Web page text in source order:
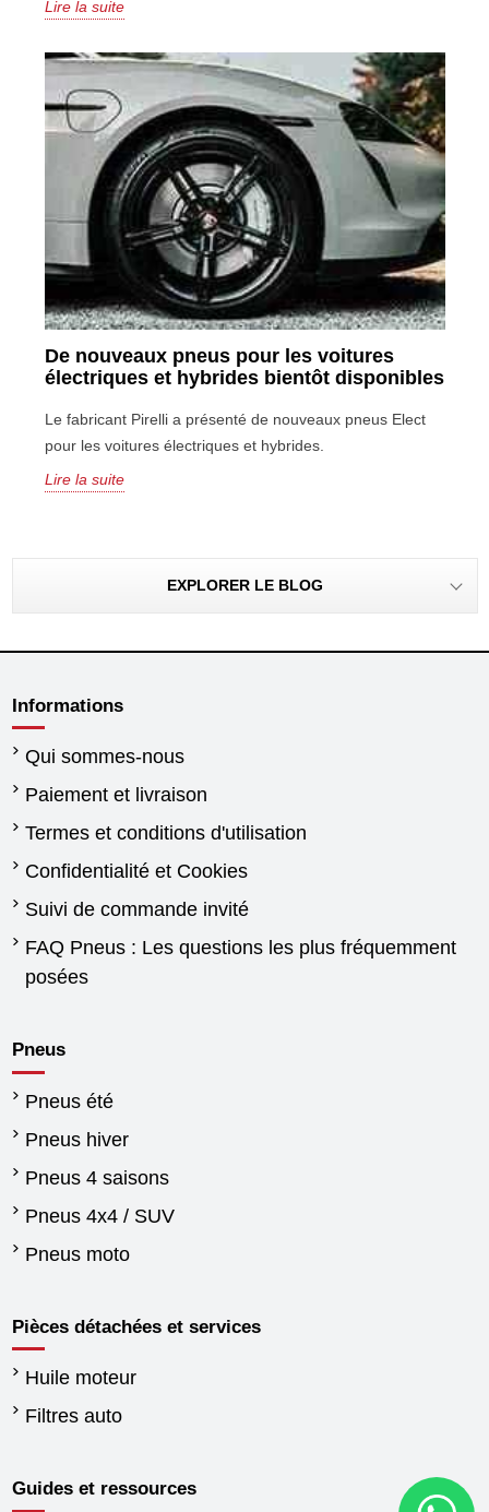
Lire la suite
De nouveaux pneus pour les voitures
électriques et hybrides bientôt disponibles
Le fabricant Pirelli a présenté de nouveaux pneus Elect
pour les voitures électriques et hybrides.
Lire la suite
EXPLORER LE BLOG
Informations
Qui sommes-nous
Paiement et livraison
Termes et conditions d'utilisation
Confidentialité et Cookies
Suivi de commande invité
FAQ Pneus : Les questions les plus fréquemment
posées
Pneus
Pneus été
Pneus hiver
Pneus 4 saisons
Pneus 4x4 / SUV
Pneus moto
Pièces détachées et services
Huile moteur
Filtres auto
Guides et ressources